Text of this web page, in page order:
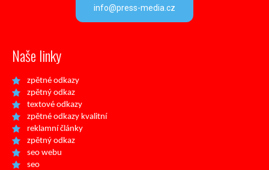
info@press-media.cz
Naše linky
zpětné odkazy
zpětný odkaz
textové odkazy
zpětné odkazy kvalitní
reklamní články
zpětný odkaz
seo webu
seo